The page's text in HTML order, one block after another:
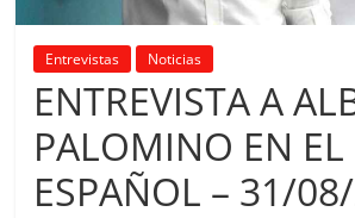
Entrevistas Noticias
ENTREVISTA A
PALOMINO EN EL
ESPAÑOL – 31/